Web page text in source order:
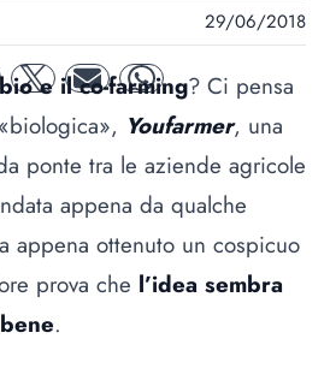
29/06/2018
twitter mail whatsapp
e il co-farming? Ci pensa
Youfarmer, una
ponte tra le aziende agricole
appena da qualche
appena ottenuto un cospicuo
prova che l’idea sembra
.